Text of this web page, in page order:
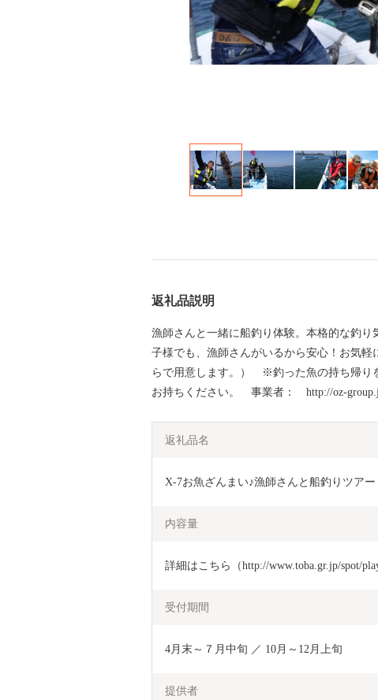
返礼品説明
漁師さんと一緒に船釣り体験。本格的な釣
子様でも、漁師さんがいるから安心！お気
らで用意します。） ※釣った魚の持ち帰り
お持ちください。 事業者： http://oz-
返礼品名
X-7お魚ざんまい♪漁師さんと船釣りツアー
内容量
詳細はこちら（http://www.toba.gr.jp/spot/
受付期間
4月末～７月中旬 ／ 10月～12月上旬
提供者